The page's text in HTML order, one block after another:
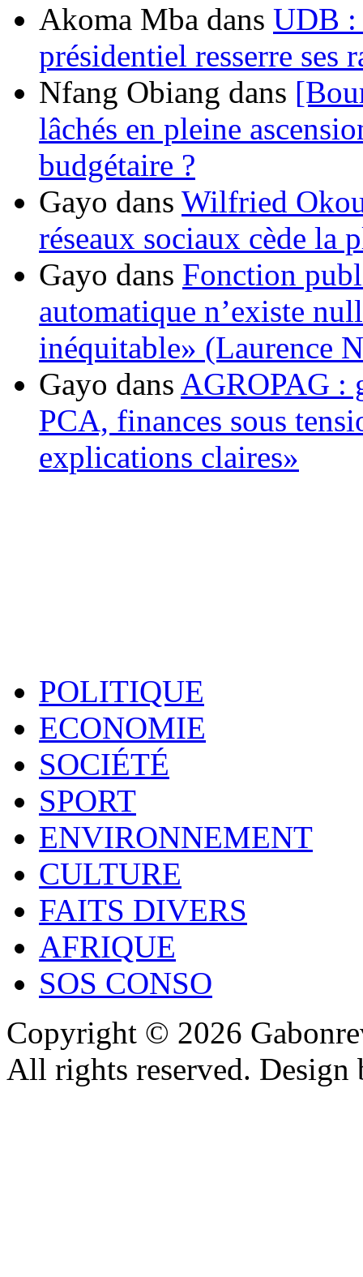
Akoma Mba dans UDB :
présidentiel resserre ses
Nfang Obiang dans
lâchés en pleine
budgétaire ?
Gayo dans Wilfried
réseaux sociaux cède la
Gayo dans Fonction
automatique n’existe
inéquitable» (Laurence
Gayo dans AGROPAG :
PCA, finances sous
explications claires»
POLITIQUE
ECONOMIE
SOCIÉTÉ
SPORT
ENVIRONNEMENT
CULTURE
FAITS DIVERS
AFRIQUE
SOS CONSO
Copyright © 2026
All rights reserved.